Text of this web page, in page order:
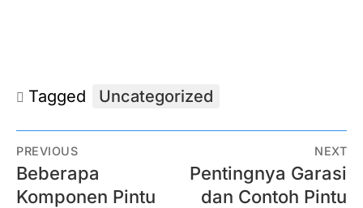
Tagged Uncategorized
PREVIOUS
Beberapa
Komponen Pintu
NEXT
Pentingnya Garasi
dan Contoh Pintu